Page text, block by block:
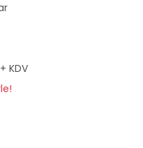
KDV